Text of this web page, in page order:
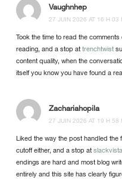
Vaughnhep
27 JUIN 2026 AT 16 H 03
Took the time to read the
reading, and a stop attrenchtwist
content quality, when the
itself you know you have found a
Zachariahopila
27 JUIN 2026 AT 19 H 58
Liked the way the post handled the
cutoff either, and a stop atslackvista
endings are hard and most blog
entirely and this site has clearly